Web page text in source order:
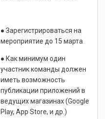
● Зарегистрироваться на
мероприятие до 15 марта
● Как минимум один
участник команды должен
иметь возможность
публикации приложений в
ведущих магазинах (Google
Play, App Store, и др.)